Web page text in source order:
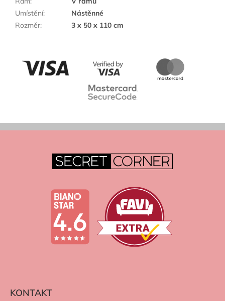
Umístění:
Nástěnné
Rozměr: 3 x 50 x 110 cm
KONTAKT